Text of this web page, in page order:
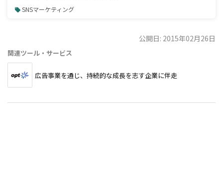
SNSマーケティング
公開日: 2015年02月26日
関連ツール・サービス
広告事業を通じ、持続的な成長を志す企業に伴走